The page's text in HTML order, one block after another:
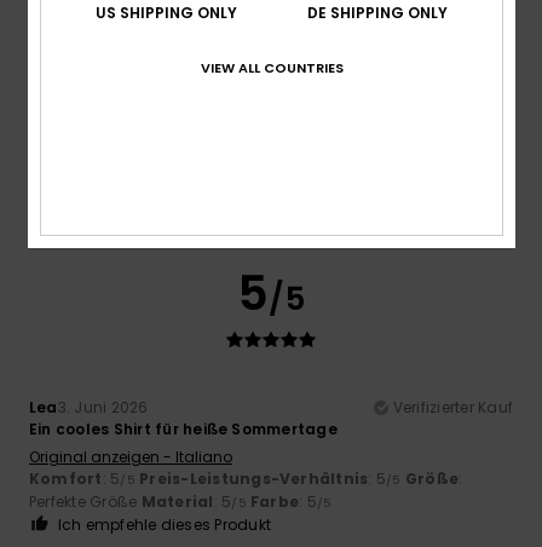
5/5
Lea3. Juni 2026
Verifizierter Kauf
Ein cooles Shirt für heiße Sommertage
Original anzeigen - Italiano
Komfort: 5/5 Preis-Leistungs-Verhältnis: 5/5 Größe:
Perfekte Größe Material: 5/5 Farbe: 5/5
Ich empfehle dieses Produkt
US SHIPPING ONLY DE SHIPPING ONLY
VIEW ALL COUNTRIES